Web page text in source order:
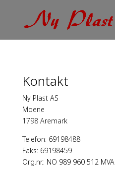
Kontakt
Ny Plast AS
Moene
1798 Aremark
Telefon: 69198488
Faks: 69198459
Org.nr.: NO 989 960 512 MVA